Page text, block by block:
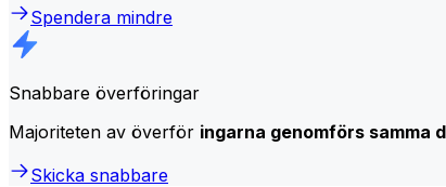
Spendera mindre
Snabbare överföringar
Majoriteten av överför ingarna genomförs samma
Skicka snabbare